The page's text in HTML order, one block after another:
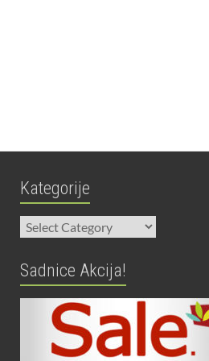
Kategorije
Kategorije
Sadnice Akcija!